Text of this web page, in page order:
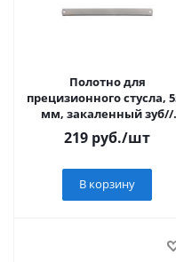
Полотно для
прецизионного стусла,
мм, закаленный зуб//
MАТРИКС
219 руб./шт
В корзину